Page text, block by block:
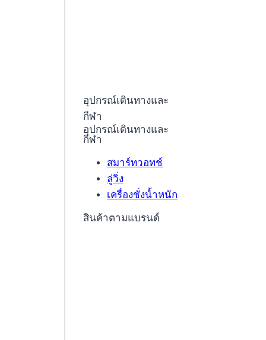
อุปกรณ์เดินทางและ
กีฬา
อุปกรณ์เดินทางและ
กีฬา
สมาร์ทวอทช์
ลู่วิ่ง
เครื่องชั่งน้ำหนัก
สินค้าตามแบรนด์